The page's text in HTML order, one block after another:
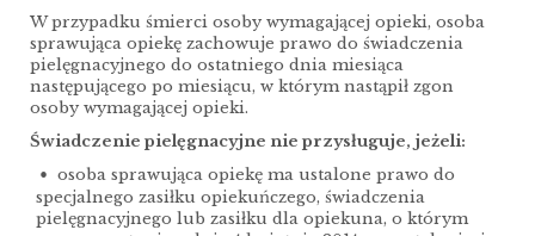
W przypadku śmierci osoby wymagającej opieki, osoba
sprawująca opiekę zachowuje prawo do świadczenia
pielęgnacyjnego do ostatniego dnia miesiąca
następującego po miesiącu, w którym nastąpił zgon
osoby wymagającej opieki.
Świadczenie pielęgnacyjne nie przysługuje, jeżeli:
osoba sprawująca opiekę ma ustalone prawo do
specjalnego zasiłku opiekuńczego, świadczenia
pielęgnacyjnego lub zasiłku dla opiekuna, o którym